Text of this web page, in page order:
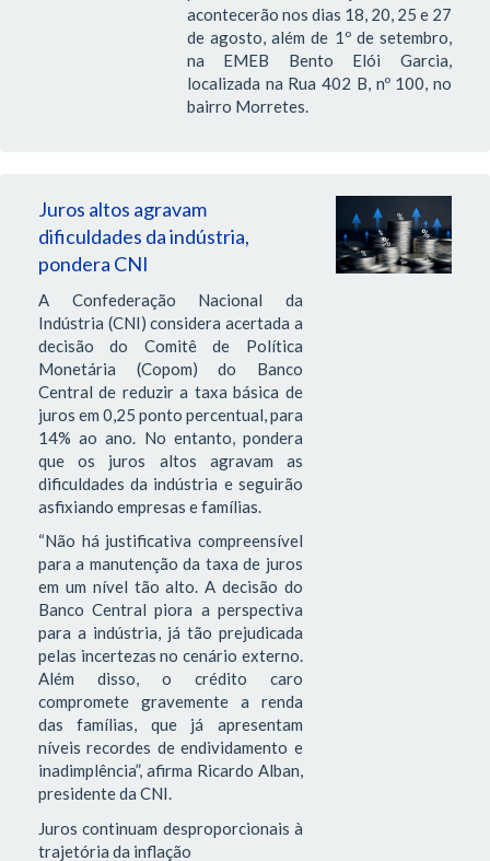
acontecerão nos dias 18, 20, 25 e 27
de agosto, além de 1º de setembro,
na EMEB Bento Elói Garcia,
localizada na Rua 402 B, nº 100, no
bairro Morretes.
Juros altos agravam
dificuldades da indústria,
pondera CNI
A Confederação Nacional da
Indústria (CNI) considera acertada a
decisão do Comitê de Política
Monetária (Copom) do Banco
Central de reduzir a taxa básica de
juros em 0,25 ponto percentual, para
14% ao ano. No entanto, pondera
que os juros altos agravam as
dificuldades da indústria e seguirão
asfixiando empresas e famílias.
“Não há justificativa compreensível
para a manutenção da taxa de juros
em um nível tão alto. A decisão do
Banco Central piora a perspectiva
para a indústria, já tão prejudicada
pelas incertezas no cenário externo.
Além disso, o crédito caro
compromete gravemente a renda
das famílias, que já apresentam
níveis recordes de endividamento e
inadimplência”, afirma Ricardo Alban,
presidente da CNI.
Juros continuam desproporcionais à
trajetória da inflação